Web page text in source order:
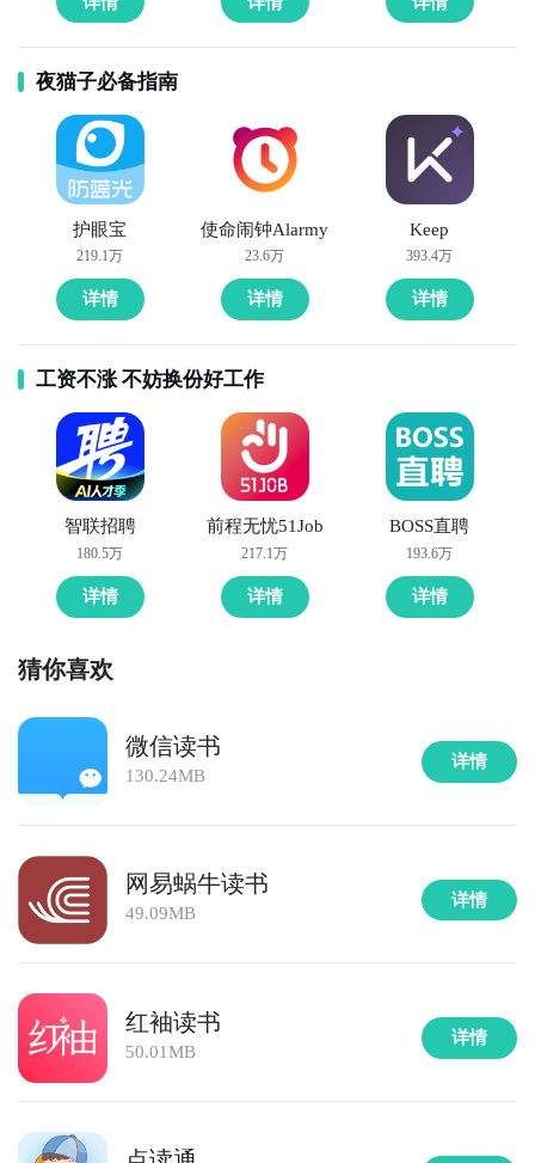
夜猫子必备指南
护眼宝
219.1万
详情
使命闹钟Alarmy
23.6万
详情
Keep
393.4万
详情
工资不涨 不妨换份好工作
智联招聘
180.5万
详情
前程无忧51Job
217.1万
详情
BOSS直聘
193.6万
详情
猜你喜欢
微信读书
130.24MB
详情
网易蜗牛读书
49.09MB
详情
红袖读书
50.01MB
详情